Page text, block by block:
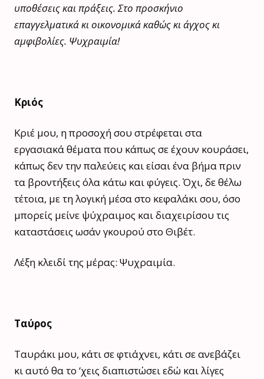
υποθέσεις και πράξεις. Στο προσκήνιο
επαγγελματικά κι οικονομικά καθώς κι άγχος κι
αμφιβολίες. Ψυχραιμία!
Κριός
Κριέ μου, η προσοχή σου στρέφεται στα
εργασιακά θέματα που κάπως σε έχουν κουράσει,
κάπως δεν την παλεύεις και είσαι ένα βήμα πριν
τα βροντήξεις όλα κάτω και φύγεις. Όχι, δε θέλω
τέτοια, με τη λογική μέσα στο κεφαλάκι σου, όσο
μπορείς μείνε ψύχραιμος και διαχειρίσου τις
καταστάσεις ωσάν γκουρού στο Θιβέτ.
Λέξη κλειδί της μέρας: Ψυχραιμία.
Ταύρος
Ταυράκι μου, κάτι σε φτιάχνει, κάτι σε ανεβάζει
κι αυτό θα το ‘χεις διαπιστώσει εδώ και λίγες